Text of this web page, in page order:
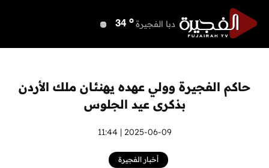
دبا الفجيرة 34 o
أم القيوين o
راس الخيمة 41 o
الفجيرة 33 o
حاكم الفجيرة وولي عهده يهنئان ملك الأردن
بذكرى عيد الجلوس
2025-06-09 | 11:44
أخبار الفجيرة